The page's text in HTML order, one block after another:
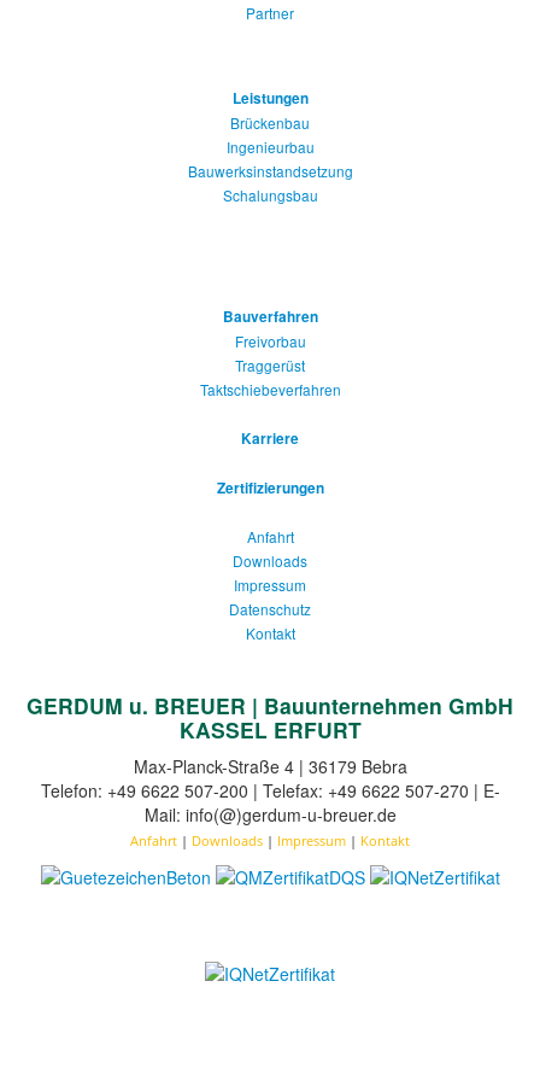
Partner
Leistungen
Brückenbau
Ingenieurbau
Bauwerksinstandsetzung
Schalungsbau
Bauverfahren
Freivorbau
Traggerüst
Taktschiebeverfahren
Karriere
Zertifizierungen
Anfahrt
Downloads
Impressum
Datenschutz
Kontakt
GERDUM u. BREUER | Bauunternehmen GmbH
KASSEL ERFURT
Max-Planck-Straße 4 | 36179 Bebra
Telefon: +49 6622 507-200 | Telefax: +49 6622 507-270 | E-
Mail: info(@)gerdum-u-breuer.de
Anfahrt | Downloads | Impressum | Kontakt